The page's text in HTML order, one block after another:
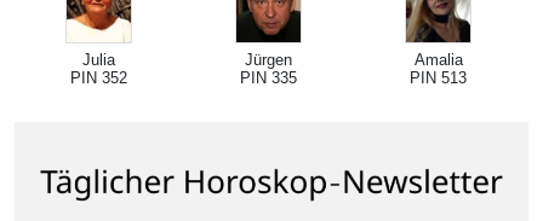
Julia
PIN 352
Jürgen
PIN 335
Amalia
PIN 513